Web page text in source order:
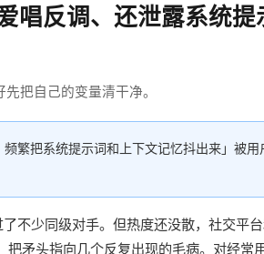
唱反调、还泄露系统提
把自己的变量清干净。
繁把系统提示词和上下文记忆抖出来」被用
不少同级对手。但热度还没散，社交平
矛头指向几个反复出现的毛病。对经常